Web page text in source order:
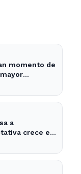
momento de
a
crece en